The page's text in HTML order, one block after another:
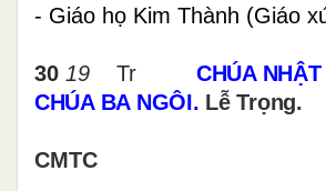
- Giáo họ Kim Thành (Giáo
30 19 Tr
CHÚA
CHÚA BA NGÔI. Lễ Trọng.
CMTC